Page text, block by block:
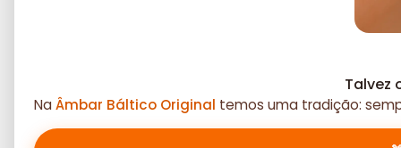
Talvez
NaÂmbar Báltico Original temos uma tradição: